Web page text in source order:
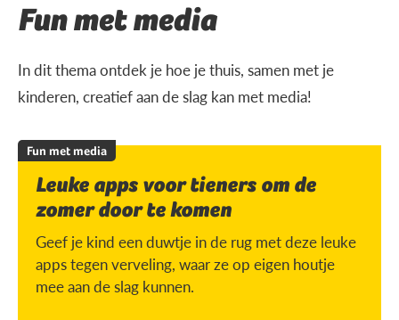
Fun met media
In dit thema ontdek je hoe je thuis, samen met je
kinderen, creatief aan de slag kan met media!
Fun met media
Leuke apps voor tieners om de
zomer door te komen
Geef je kind een duwtje in de rug met deze leuke
apps tegen verveling, waar ze op eigen houtje
mee aan de slag kunnen.